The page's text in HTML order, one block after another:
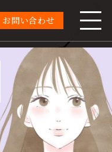
お問い合わせ